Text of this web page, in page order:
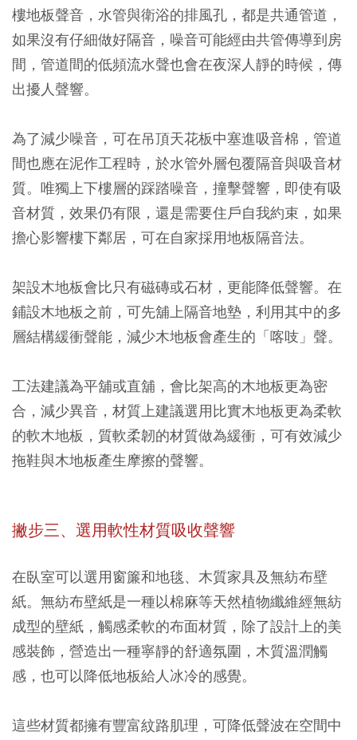
樓地板聲音，水管與衛浴的排風孔，都是共通管道，
如果沒有仔細做好隔音，噪音可能經由共管傳導到房
間，管道間的低頻流水聲也會在夜深人靜的時候，傳
出擾人聲響。
為了減少噪音，可在吊頂天花板中塞進吸音棉，管道
間也應在泥作工程時，於水管外層包覆隔音與吸音材
質。唯獨上下樓層的踩踏噪音，撞擊聲響，即使有吸
音材質，效果仍有限，還是需要住戶自我約束，如果
擔心影響樓下鄰居，可在自家採用地板隔音法。
架設木地板會比只有磁磚或石材，更能降低聲響。在
鋪設木地板之前，可先舖上隔音地墊，利用其中的多
層結構緩衝聲能，減少木地板會產生的「喀吱」聲。
工法建議為平舖或直舖，會比架高的木地板更為密
合，減少異音，材質上建議選用比實木地板更為柔軟
的軟木地板，質軟柔韌的材質做為緩衝，可有效減少
拖鞋與木地板產生摩擦的聲響。
撇步三、選用軟性材質吸收聲響
在臥室可以選用窗簾和地毯、木質家具及無紡布壁
紙。無紡布壁紙是一種以棉麻等天然植物纖維經無紡
成型的壁紙，觸感柔軟的布面材質，除了設計上的美
感裝飾，營造出一種寧靜的舒適氛圍，木質溫潤觸
感，也可以降低地板給人冰冷的感覺。
這些材質都擁有豐富紋路肌理，可降低聲波在空間中